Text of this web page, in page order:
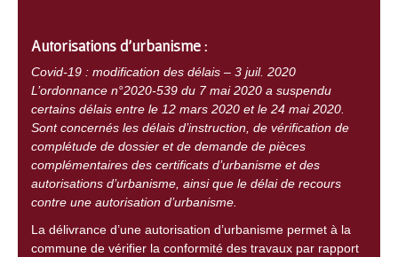
Autorisations d’urbanisme :
Covid-19 : modification des délais – 3 juil. 2020
L’ordonnance n°2020-539 du 7 mai 2020 a suspendu
certains délais entre le 12 mars 2020 et le 24 mai 2020.
Sont concernés les délais d’instruction, de vérification de
complétude de dossier et de demande de pièces
complémentaires des certificats d’urbanisme et des
autorisations d’urbanisme, ainsi que le délai de recours
contre une autorisation d’urbanisme.
La délivrance d’une autorisation d’urbanisme permet à la
commune de vérifier la conformité des travaux par rapport